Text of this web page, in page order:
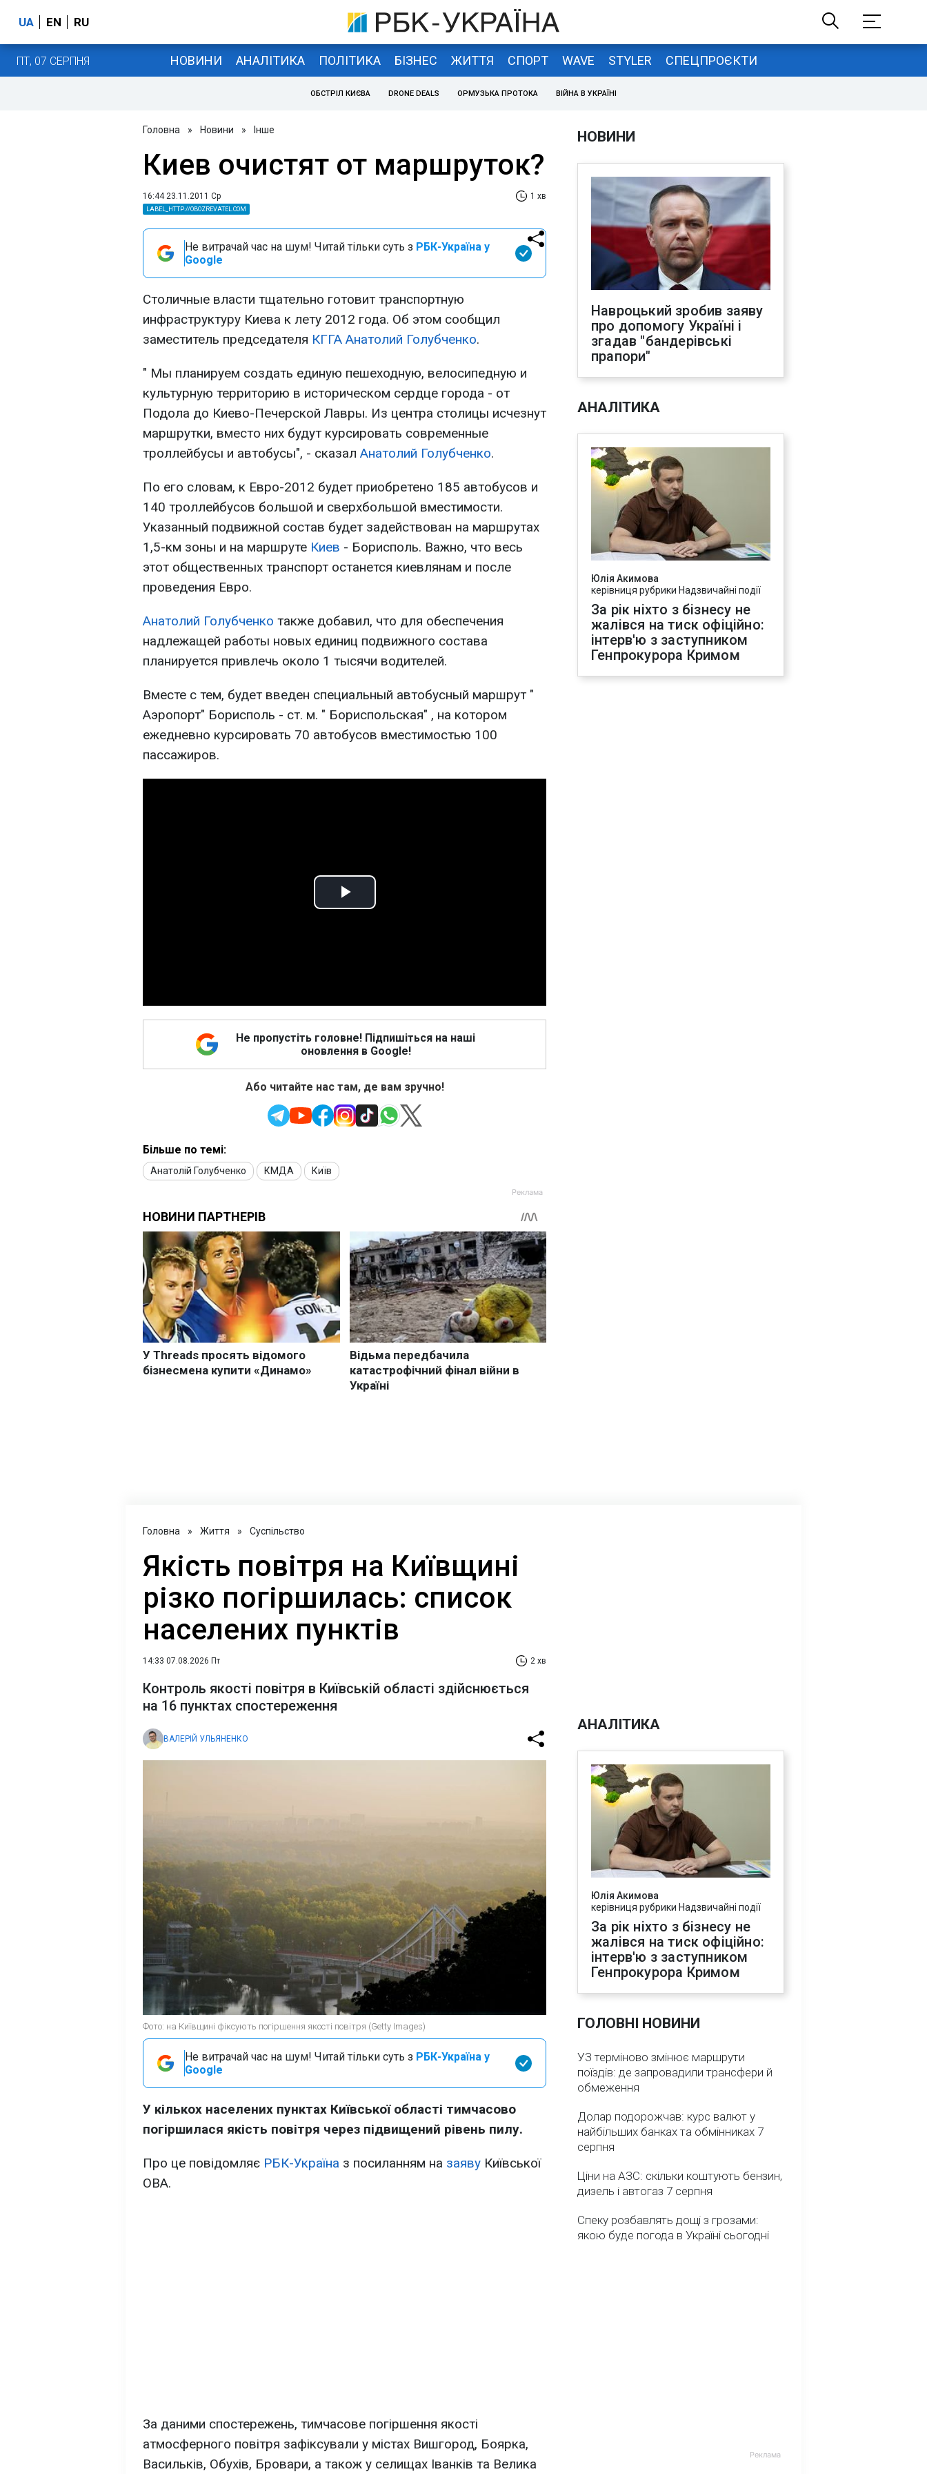
UA EN RU
ПТ, 07 СЕРПНЯ НОВИНИ АНАЛІТИКА ПОЛІТИКА БІЗНЕС ЖИТТЯ СПОРТ WAVE STYLER СПЕЦПРОЄКТИ
ОБСТРІЛ КИЄВА DRONE DEALS ОРМУЗЬКА ПРОТОКА ВІЙНА В УКРАЇНІ
Головна » Новини » Інше
Киев очистят от маршруток?
16:44 23.11.2011 Ср 1 хв
LABEL_HTTP://OBOZREVATEL.COM
Не витрачай час на шум! Читай тільки суть з РБК-Україна у
Google
Столичные власти тщательно готовит транспортную
инфраструктуру Киева к лету 2012 года. Об этом сообщил
заместитель председателя КГГА Анатолий Голубченко.
" Мы планируем создать единую пешеходную, велосипедную и
культурную территорию в историческом сердце города - от
Подола до Киево-Печерской Лавры. Из центра столицы исчезнут
маршрутки, вместо них будут курсировать современные
троллейбусы и автобусы", - сказал Анатолий Голубченко.
По его словам, к Евро-2012 будет приобретено 185 автобусов и
140 троллейбусов большой и сверхбольшой вместимости.
Указанный подвижной состав будет задействован на маршрутах
1,5-км зоны и на маршруте Киев - Борисполь. Важно, что весь
этот общественных транспорт останется киевлянам и после
проведения Евро.
Анатолий Голубченко также добавил, что для обеспечения
надлежащей работы новых единиц подвижного состава
планируется привлечь около 1 тысячи водителей.
Вместе с тем, будет введен специальный автобусный маршрут "
Аэропорт" Борисполь - ст. м. " Бориспольская" , на котором
ежедневно курсировать 70 автобусов вместимостью 100
пассажиров.
Play
Не пропустіть головне! Підпишіться на наші
оновлення в Google!
Або читайте нас там, де вам зручно!
Більше по темі:
Анатолій Голубченко КМДА Київ
НОВИНИ
Навроцький зробив заяву
про допомогу Україні і
згадав "бандерівські
прапори"
АНАЛІТИКА
Юлія Акимова
керівниця рубрики Надзвичайні події
За рік ніхто з бізнесу не
жалівся на тиск офіційно:
інтерв'ю з заступником
Генпрокурора Кримом
Головна » Життя » Суспільство
Якість повітря на Київщині
різко погіршилась: список
населених пунктів
14:33 07.08.2026 Пт 2 хв
Контроль якості повітря в Київській області здійснюється
на 16 пунктах спостереження
ВАЛЕРІЙ УЛЬЯНЕНКО
Фото: на Київщині фіксують погіршення якості повітря (Getty Images)
Не витрачай час на шум! Читай тільки суть з РБК-Україна у
Google
У кількох населених пунктах Київської області тимчасово
погіршилася якість повітря через підвищений рівень пилу.
Про це повідомляє РБК-Україна з посиланням на заяву Київської
ОВА.
За даними спостережень, тимчасове погіршення якості
атмосферного повітря зафіксували у містах Вишгород, Боярка,
Васильків, Обухів, Бровари, а також у селищах Іванків та Велика
АНАЛІТИКА
Юлія Акимова
керівниця рубрики Надзвичайні події
За рік ніхто з бізнесу не
жалівся на тиск офіційно:
інтерв'ю з заступником
Генпрокурора Кримом
ГОЛОВНІ НОВИНИ
УЗ терміново змінює маршрути
поїздів: де запровадили трансфери й
обмеження
Долар подорожчав: курс валют у
найбільших банках та обмінниках 7
серпня
Ціни на АЗС: скільки коштують бензин,
дизель і автогаз 7 серпня
Спеку розбавлять дощі з грозами:
якою буде погода в Україні сьогодні